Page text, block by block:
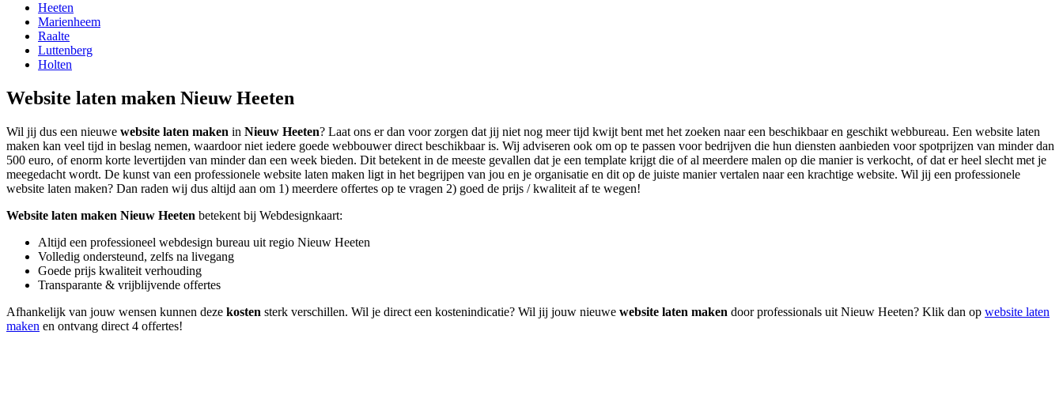
Heeten
Marienheem
Raalte
Luttenberg
Holten
Website laten maken Nieuw Heeten
Wil jij dus een nieuwe website laten maken in Nieuw Heeten? Laat ons er dan voor zorgen dat jij niet nog meer tijd kwijt bent met het zoeken naar een beschikbaar en geschikt webbureau. Een website laten
maken kan veel tijd in beslag nemen, waardoor niet iedere goede webbouwer direct beschikbaar is. Wij adviseren ook om op te passen voor bedrijven die hun diensten aanbieden voor spotprijzen van minder dan
500 euro, of enorm korte levertijden van minder dan een week bieden. Dit betekent in de meeste gevallen dat je een template krijgt die of al meerdere malen op die manier is verkocht, of dat er heel slecht met je
meegedacht wordt. De kunst van een professionele website laten maken ligt in het begrijpen van jou en je organisatie en dit op de juiste manier vertalen naar een krachtige website. Wil jij een professionele
website laten maken? Dan raden wij dus altijd aan om 1) meerdere offertes op te vragen 2) goed de prijs / kwaliteit af te wegen!
Website laten maken Nieuw Heeten betekent bij Webdesignkaart:
Altijd een professioneel webdesign bureau uit regio Nieuw Heeten
Volledig ondersteund, zelfs na livegang
Goede prijs kwaliteit verhouding
Transparante & vrijblijvende offertes
Afhankelijk van jouw wensen kunnen deze kosten sterk verschillen. Wil je direct een kostenindicatie? Wil jij jouw nieuwe website laten maken door professionals uit Nieuw Heeten? Klik dan op website laten
maken en ontvang direct 4 offertes!